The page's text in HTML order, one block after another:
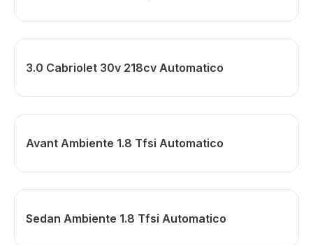
3.0 Cabriolet 30v 218cv Automatico
Avant Ambiente 1.8 Tfsi Automatico
Sedan Ambiente 1.8 Tfsi Automatico